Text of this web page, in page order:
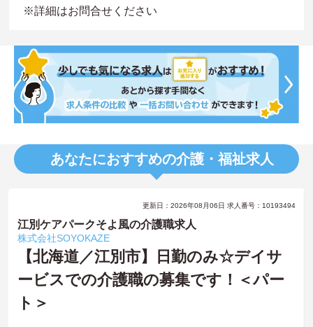
※詳細はお問合せください
あなたにおすすめの介護・福祉求人
更新日：2026年08月06日 求人番号：10193494
江別ケアパークそよ風の介護職求人
株式会社SOYOKAZE
【北海道／江別市】日勤のみ☆デイサ
ービスでの介護職の募集です！＜パー
ト＞